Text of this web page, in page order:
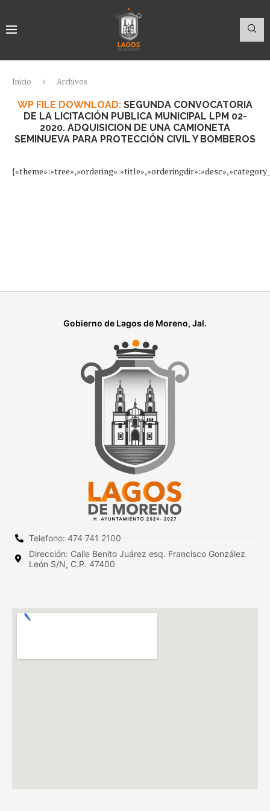
Inicio Archivos
WP FILE DOWNLOAD: SEGUNDA CONVOCATORIA
DE LA LICITACIÓN PUBLICA MUNICIPAL LPM 02-
2020. ADQUISICION DE UNA CAMIONETA
SEMINUEVA PARA PROTECCIÓN CIVIL Y BOMBEROS
Gobierno de Lagos de Moreno, Jal.
Telefono: 474 741 2100
Dirección: Calle Benito Juárez esq. Francisco González
León S/N, C.P. 47400